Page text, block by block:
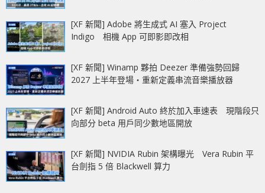
[XF 新聞] Adobe 將生成式 AI 塞入 Project
Indigo 相機 App 可即影即改相
[XF 新聞] Winamp 夥拍 Deezer 準備強勢回歸
2027 上半年登場‧重新定義串流音樂播放器
[XF 新聞] Android Auto 終於加入車速表 現階段只
向部分 beta 用戶同少數地區開放
[XF 新聞] NVIDIA Rubin 架構曝光 Vera Rubin 平
台劍指 5 倍 Blackwell 算力